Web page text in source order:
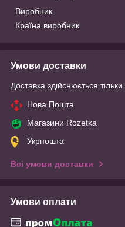
Виробник
Країна виробник
Умови доставки
Доставка здійснюється
Нова Пошта
Магазини Rozetka
Укрпошта
Всі умови доставки
Умови оплати